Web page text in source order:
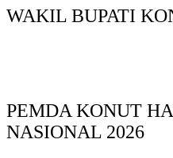
WAKIL BUPATI
PEMDA KONUT
NASIONAL 2026